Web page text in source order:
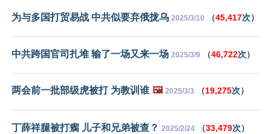
为与多国打贸易战 中共似要弃俄拢乌 2025/3/10 （45,417次）
中共跨国官司扎堆 输了一场又来一场 2025/3/9 （46,722次）
两会前一批部级虎被打 为教训谁 🖼️ 2025/3/3 （19,275次）
丁薛祥腿被打瘸 儿子和兄弟被查？ 2025/2/24 （33,479次）